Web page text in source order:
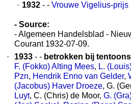
· 1932 - - Vrouwe Vigelius-prijs
- Source:
- Algemeen Handelsblad -
Courant 1932-07-09.
·
1933 - - betrokken bij
F. (Fokko) Alting Mees, L.
Pzn, Hendrik Enno van Gelder,
(Jacobus) Haver Droeze, G.
Luyt, C. (Chris) de Moor, G.